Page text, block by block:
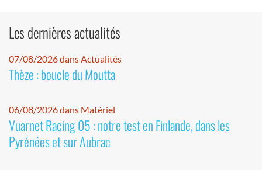
Les dernières actualités
07/08/2026 dans Actualités
Thèze : boucle du Moutta
06/08/2026 dans Matériel
Vuarnet Racing 05 : notre test en Finlande, dans les
Pyrénées et sur Aubrac